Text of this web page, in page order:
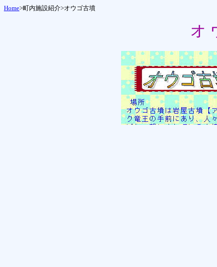
Home>町内施設紹介>オウゴ古墳
オ